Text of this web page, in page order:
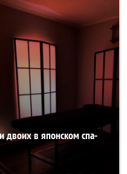
двоих в японском спа-